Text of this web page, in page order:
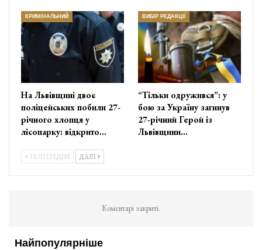
КРИМІНАЛЬНИЙ
На Львівщині двоє
поліцейських побили 27-
річного хлопця у
лісопарку: відкрито…
ВИБІР РЕДАКЦІЇ
“Тільки одружився”: у
бою за Україну загинув
27-річний Герой із
Львівщини…
ПОПЕРЕДНЯ ДАЛІ
Коментарі закриті.
Найпопулярніше